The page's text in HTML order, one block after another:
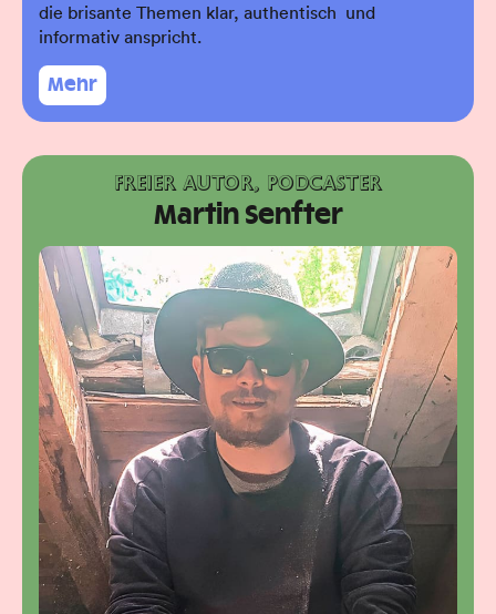
die brisante Themen klar, authentisch und
informativ anspricht.
Mehr
FREIER AUTOR, PODCASTER
Martin Senfter